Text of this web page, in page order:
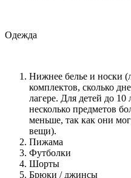
Одежда
Нижнее белье и носки
комплектов, сколько
лагере. Для детей до
несколько предметов
меньше, так как они
вещи).
Пижама
Футболки
Шорты
Брюки / джинсы